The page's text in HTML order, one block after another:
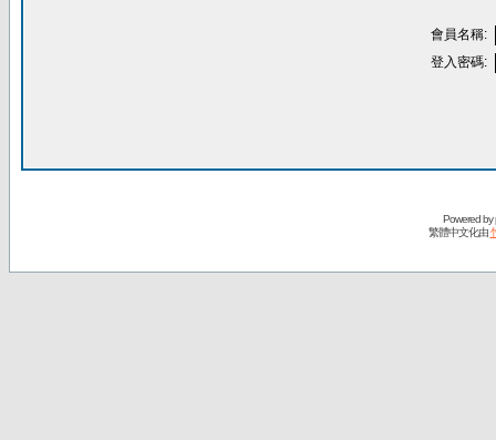
會員名稱:
登入密碼:
Powered by
繁體中文化由